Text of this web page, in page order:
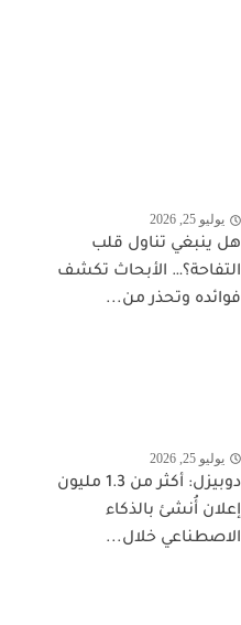
يوليو 25, 2026
هل ينبغي تناول قلب
التفاحة؟… الأبحاث تكشف
فوائده وتحذر من...
يوليو 25, 2026
دوبيزل: أكثر من 1.3 مليون
إعلان أُنشئ بالذكاء
الاصطناعي خلال...